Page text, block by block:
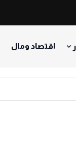
اقتصاد ومال